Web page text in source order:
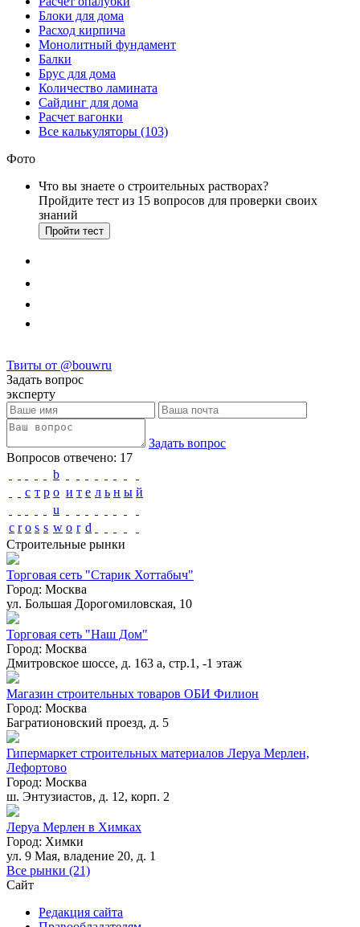
Блоки для дома
Расход кирпича
Монолитный фундамент
Балки
Брус для дома
Количество ламината
Сайдинг для дома
Расчет вагонки
Все калькуляторы (103)
Фото
Что вы знаете о строительных растворах?
Пройдите тест из 15 вопросов для проверки своих
знаний
Пройти тест
Твиты от @bouwru
Задать вопрос
эксперту
Задать вопрос
Вопросов отвечено: 17
b
с т р o и т е л ь н ы й
u
c r o s s w o r d
Строительные рынки
Торговая сеть "Старик Хоттабыч"
Город: Москва
ул. Большая Дорогомиловская, 10
Торговая сеть "Наш Дом"
Город: Москва
Дмитровское шоссе, д. 163 а, стр.1, -1 этаж
Магазин строительных товаров ОБИ Филион
Город: Москва
Багратионовский проезд, д. 5
Гипермаркет строительных материалов Леруа Мерлен,
Лефортово
Город: Москва
ш. Энтузиастов, д. 12, корп. 2
Леруа Мерлен в Химках
Город: Химки
ул. 9 Мая, владение 20, д. 1
Все рынки (21)
Сайт
Редакция сайта